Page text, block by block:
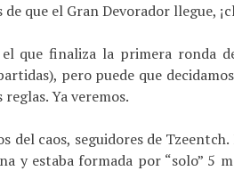
que el Gran Devorador llegue,
que finaliza la primera ronda
pero puede que
Ya veremos.
del caos, seguidores de
y estaba formada por “solo” 5